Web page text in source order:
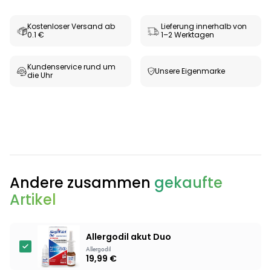
TestzentrumArzneimittel Hygiene &
Haushalt
Baby &
Sanitätshaus
Products
BEAUTY & PFLEGE
Kostenloser Versand ab
0.1 €
Lieferung innerhalb von
1–2 Werktagen
Kundenservice rund um
die Uhr
Unsere Eigenmarke
Andere zusammen gekaufte
Artikel
Allergodil akut Duo
Allergodil
19,99 €